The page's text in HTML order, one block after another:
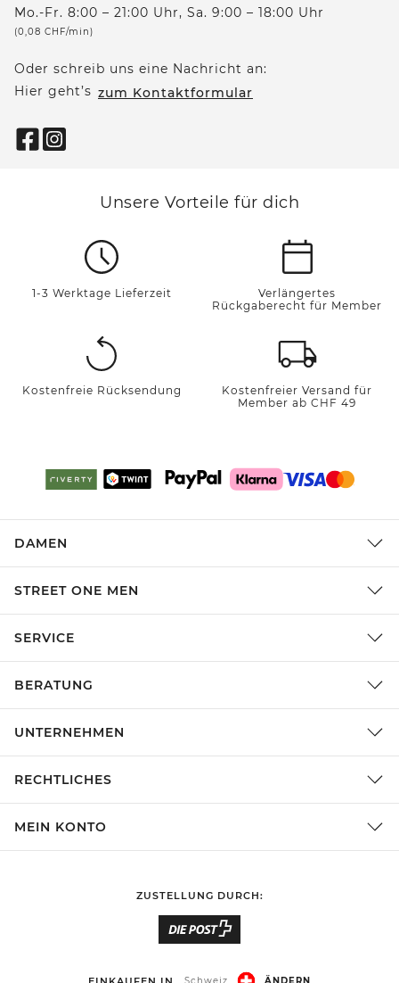
Mo.-Fr. 8:00 – 21:00 Uhr, Sa. 9:00 – 18:00 Uhr
(0,08 CHF/min)
Oder schreib uns eine Nachricht an:
Hier geht’s zum Kontaktformular
Unsere Vorteile für dich
1-3 Werktage Lieferzeit
Verlängertes
Rückgaberecht für Member
Kostenfreie Rücksendung
Kostenfreier Versand für
Member ab CHF 49
DAMEN
STREET ONE MEN
SERVICE
BERATUNG
UNTERNEHMEN
RECHTLICHES
MEIN KONTO
ZUSTELLUNG DURCH: